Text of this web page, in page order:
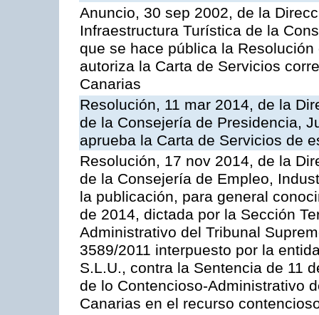
Anuncio, 30 sep 2002, de la
Infraestructura Turística de la
que se hace pública la
autoriza la Carta de Servicios
Canarias
Resolución, 11 mar 2014, de la
de la Consejería de Presidencia,
aprueba la Carta de Servicios de
Resolución, 17 nov 2014, de la
de la Consejería de Empleo,
la publicación, para general
de 2014, dictada por la Sección
Administrativo del Tribunal
3589/2011 interpuesto por la
S.L.U., contra la Sentencia de 11
de lo Contencioso-Administrativo
Canarias en el recurso